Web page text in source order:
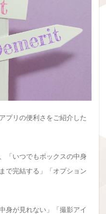
プリの便利さをご紹介した
「いつでもボックスの中身
で完結する」「オプション
身が見れない」「撮影アイ